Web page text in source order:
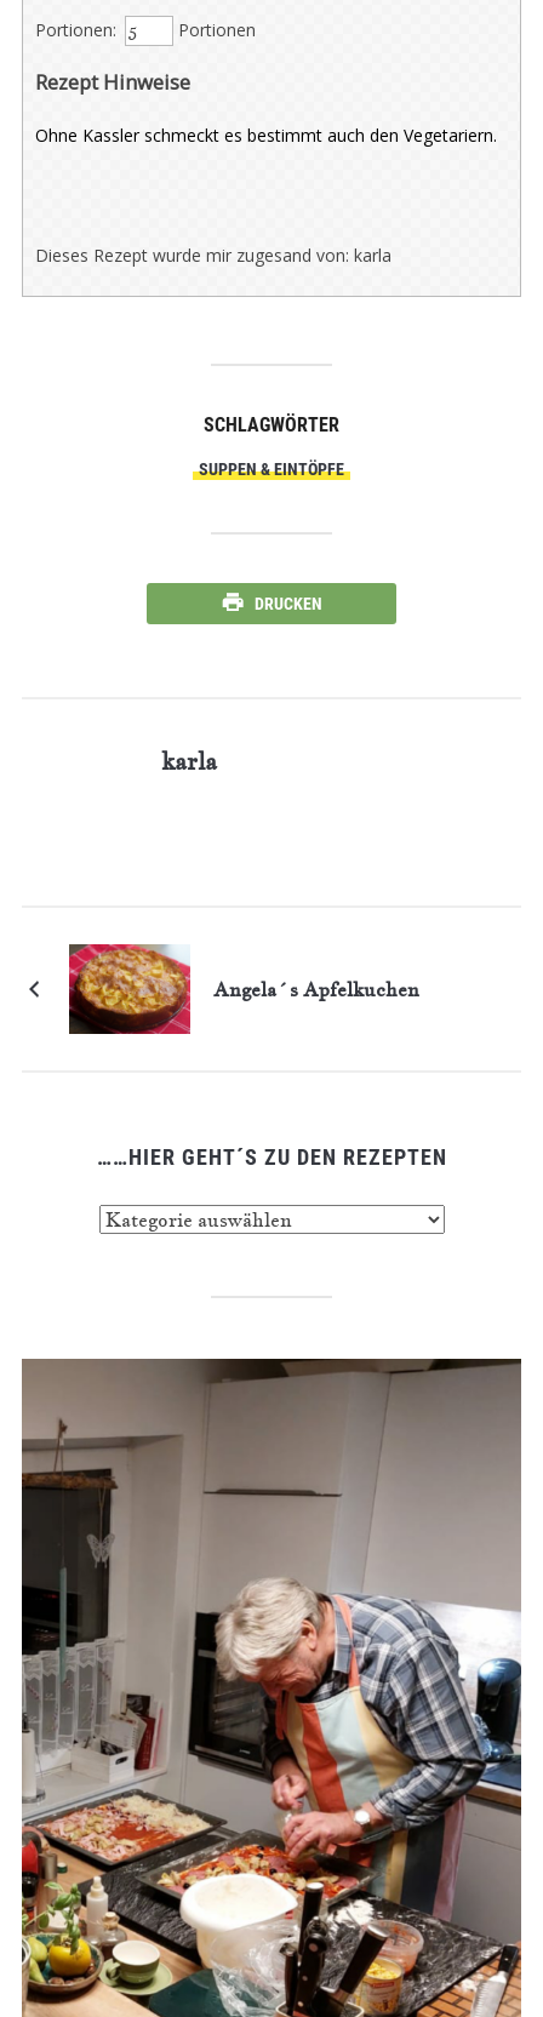
Portionen:
Portionen
Rezept Hinweise
Ohne Kassler schmeckt es bestimmt auch den Vegetariern.
Dieses Rezept wurde mir zugesand von: karla
SCHLAGWÖRTER
SUPPEN & EINTÖPFE
DRUCKEN
karla
Angela´s Apfelkuchen
……HIER GEHT´S ZU DEN REZEPTEN